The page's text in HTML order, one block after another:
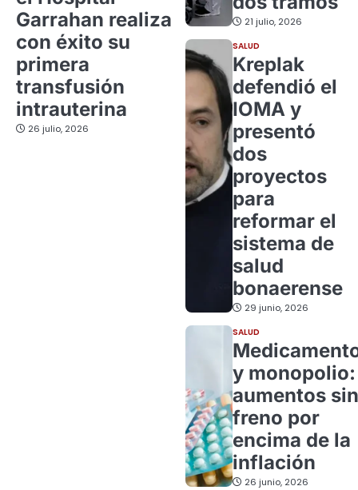
Garrahan realiza
con éxito su
primera
transfusión
intrauterina
26 julio, 2026
21 julio, 2026
SALUD
Kreplak
defendió el
IOMA y
presentó
dos
proyectos
para
reformar el
sistema de
salud
bonaerense
29 junio, 2026
SALUD
y monopolio:
aumentos sin
freno por
encima de la
inflación
26 junio, 2026